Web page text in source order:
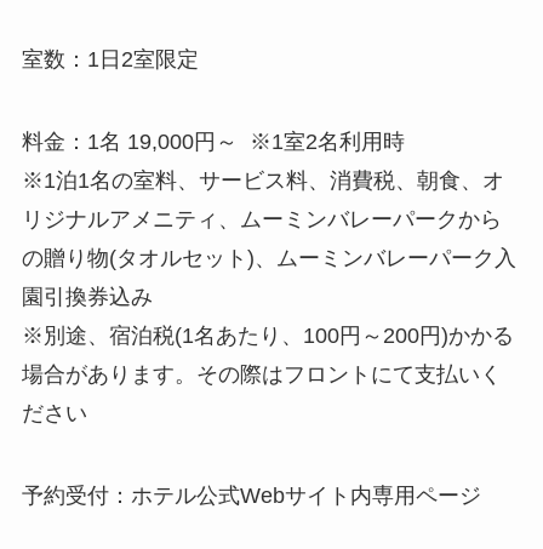
室数：1日2室限定
料金：1名 19,000円～ ※1室2名利用時
※1泊1名の室料、サービス料、消費税、朝食、オ
リジナルアメニティ、ムーミンバレーパークから
の贈り物(タオルセット)、ムーミンバレーパーク入
園引換券込み
※別途、宿泊税(1名あたり、100円～200円)かかる
場合があります。その際はフロントにて支払いく
ださい
予約受付：ホテル公式Webサイト内専用ページ